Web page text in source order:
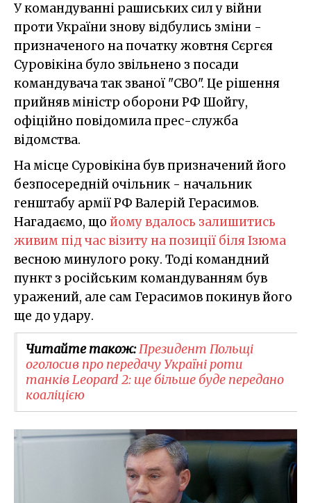
У командуванні рашиських сил у війни
проти України знову відбулись зміни -
призначеного на початку жовтня Сєргєя
Суровікіна було звільнено з посади
командувача так званої "СВО". Це рішення
прийняв міністр оборони РФ Шойгу,
офіційно повідомила прес-служба
відомства.
На місце Суровікіна був призначений його
безпосередній очільник - начальник
генштабу армії РФ Валерій Герасимов.
Нагадаємо, що йому вдалось залишитись
живим під час візиту на позиції біля Ізюма
весною минулого року. Тоді командний
пункт з російським командуванням був
уражений, але сам Герасимов покинув його
ще до удару.
Читайте також:Президент Польщі
оголосив про передачу Україні роти
танків Leopard 2: ще більше буде передано
коаліцією